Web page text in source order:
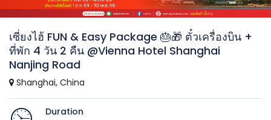
เซี่ยงไฮ้ FUN & Easy Package 🎂🎁 ตั๋วเครื่องบิน +
ที่พัก 4 วัน 2 คืน @Vienna Hotel Shanghai
Nanjing Road
Shanghai, China
Duration